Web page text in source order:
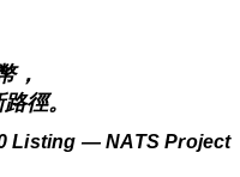
，
徑。
Listing — NATS Project